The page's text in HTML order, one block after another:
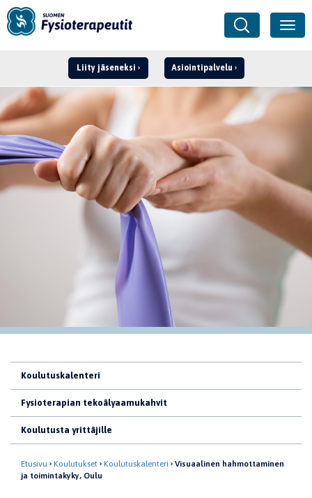
Liity jäseneksi Asiointipalvelu
Kirjaudu ›
Koulutuskalenteri
Fysioterapian tekoälyaamukahvit
Koulutusta yrittäjille
Etusivu Koulutukset Koulutuskalenteri
Visuaalinen hahmottaminen
ja toimintakyky, Oulu